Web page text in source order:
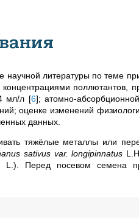
научной литературы по теме
с концентрациями
мл/л [6]; атомно-
оценке изменений
данных.
тяжёлые металлы или
sativus var. longipinnatus
L.). Перед посевом семена